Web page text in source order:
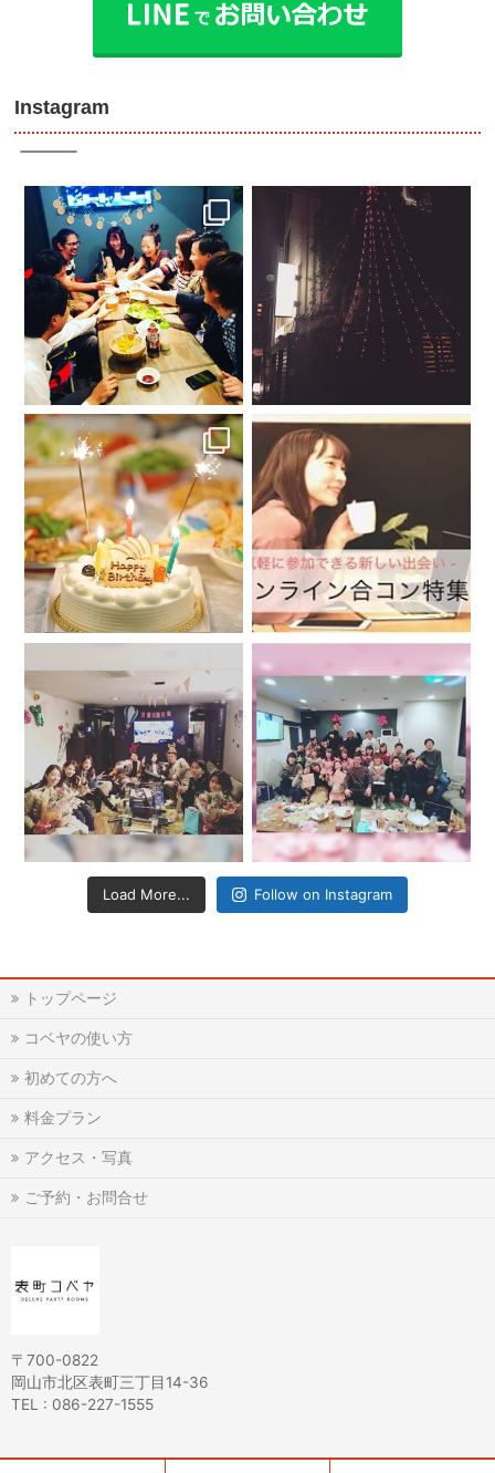
Instagram
Load More... Follow on Instagram
トップページ
コベヤの使い方
初めての方へ
料金プラン
アクセス・写真
ご予約・お問合せ
〒700-0822
岡山市北区表町三丁目14-36
TEL : 086-227-1555